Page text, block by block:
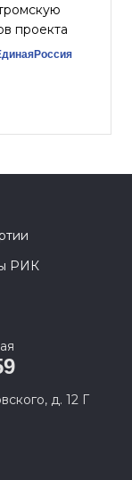
проекта
РИК
д. 12 Г